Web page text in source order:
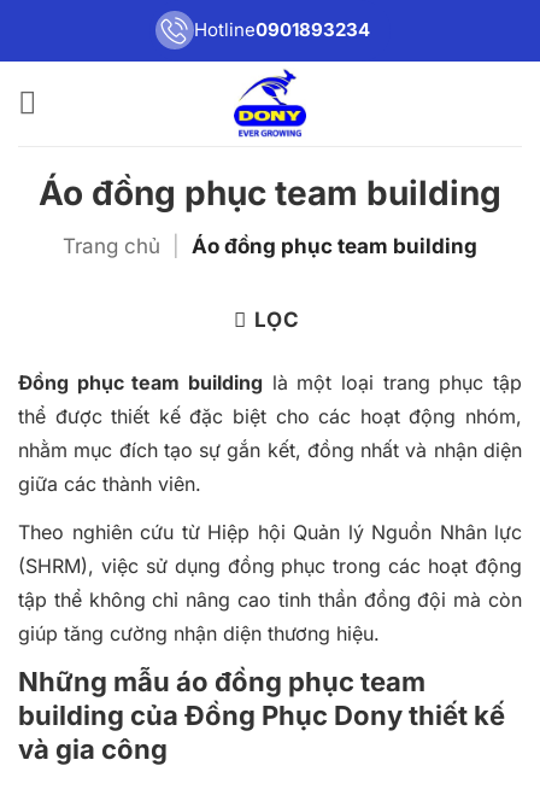
Hotline0901893234
Áo đồng phục team building
Trang chủ Áo đồng phục team building
LỌC
Đồng phục team building là một loại trang phục tập
thể được thiết kế đặc biệt cho các hoạt động nhóm,
nhằm mục đích tạo sự gắn kết, đồng nhất và nhận diện
giữa các thành viên.
Theo nghiên cứu từ Hiệp hội Quản lý Nguồn Nhân lực
(SHRM), việc sử dụng đồng phục trong các hoạt động
tập thể không chỉ nâng cao tinh thần đồng đội mà còn
giúp tăng cường nhận diện thương hiệu.
Những mẫu áo đồng phục team
building của Đồng Phục Dony thiết kế
và gia công